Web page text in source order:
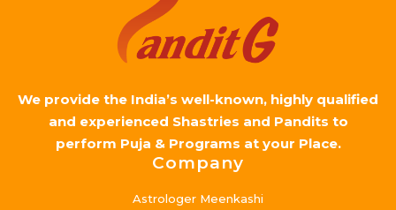
We provide the India’s well-known, highly qualified
and experienced Shastries and Pandits to
perform Puja & Programs at your Place.
Company
Astrologer Meenkashi